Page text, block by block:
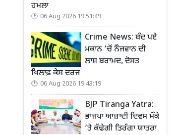
ਹਮਲਾ
06 Aug 2026 19:51:49
Crime News: ਬੰਦ ਪਏ
ਮਕਾਨ ’ਚੋਂ ਨੌਜਵਾਨ ਦੀ
ਲਾਸ਼ ਬਰਾਮਦ, ਦੋਸਤ
ਖਿਲਾਫ਼ ਕੇਸ ਦਰਜ
06 Aug 2026 19:43:19
BJP Tiranga Yatra:
ਭਾਜਪਾ ਆਜ਼ਾਦੀ ਦਿਵਸ ਮੌਕੇ
’ਤੇ ਕੱਢੇਗੀ ਤਿਰੰਗਾ ਯਾਤਰਾ